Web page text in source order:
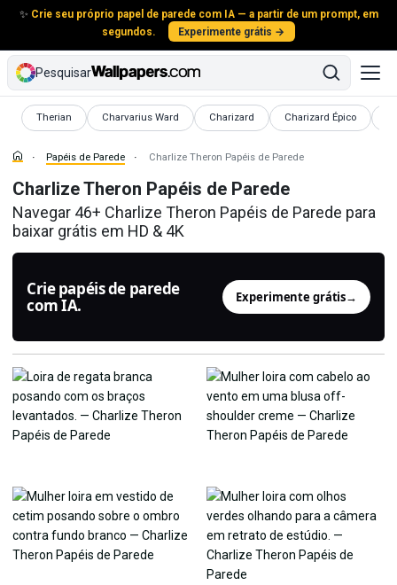
✨ Crie seu próprio papel de parede com IA — a partir de um prompt, em
segundos.
Experimente grátis →
Pesquisar
Therian
Papéis de ParedeCharvarius Ward
Papéis de Parede Charizard
Papéis de ParedeCharizard Épico
Papéis de Parede
Papéis de Parede Charlize Theron Papéis de Parede
Charlize Theron Papéis de Parede
Navegar 46+ Charlize Theron Papéis de Parede para
baixar grátis em HD & 4K
Crie papéis de parede
com IA.
Experimente grátis→